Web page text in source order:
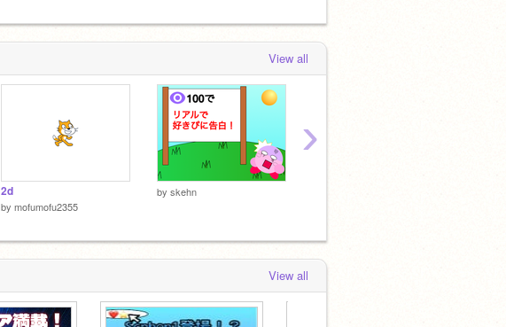
View all
2d
by mofumofu2355
by skehn
›
View all